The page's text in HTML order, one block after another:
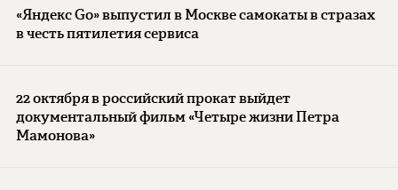
«Яндекс Go» выпустил в Москве самокаты в стразах
в честь пятилетия сервиса
22 октября в российский прокат выйдет
документальный фильм «Четыре жизни Петра
Мамонова»